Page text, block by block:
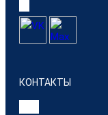
КОНТАКТЫ